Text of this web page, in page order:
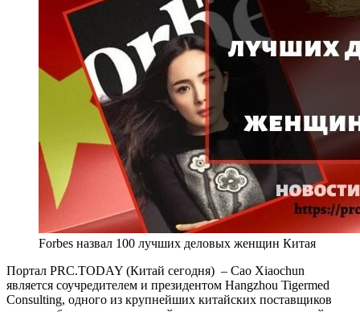
Forbes назвал 100 лучших деловых женщин Китая
Портал PRC.TODAY (Китай сегодня) – Cao Xiaochun
является соучредителем и президентом Hangzhou Tigermed
Consulting, одного из крупнейших китайских поставщиков